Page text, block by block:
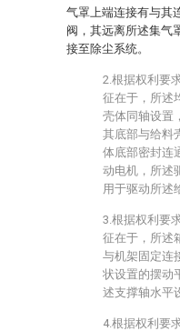
气罩上端连接有与其
阀，其远离所述集气
接至除尘系统。
2.根据权利要
征在于，所述
壳体同轴设置
其底部与给料
体底部密封连
动电机，所述
用于驱动所述
3.根据权利要
征在于，所述
与机架固定连
状设置的摆动
述支撑轴水平
4.根据权利要